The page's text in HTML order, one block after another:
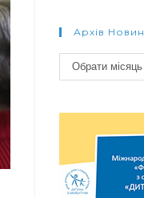
Архів Новин
Архів
новин
Обрати місяць